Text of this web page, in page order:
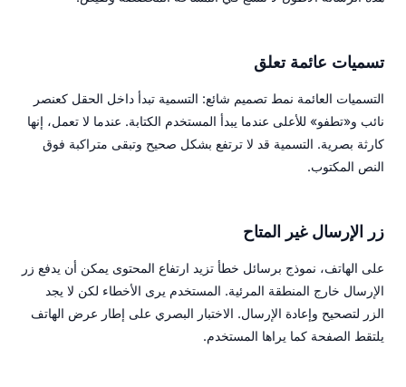
تسميات عائمة تعلق
التسميات العائمة نمط تصميم شائع: التسمية تبدأ داخل الحقل كعنصر
نائب و«تطفو» للأعلى عندما يبدأ المستخدم الكتابة. عندما لا تعمل، إنها
كارثة بصرية. التسمية قد لا ترتفع بشكل صحيح وتبقى متراكبة فوق
النص المكتوب.
زر الإرسال غير المتاح
على الهاتف، نموذج برسائل خطأ تزيد ارتفاع المحتوى يمكن أن يدفع زر
الإرسال خارج المنطقة المرئية. المستخدم يرى الأخطاء لكن لا يجد
الزر لتصحيح وإعادة الإرسال. الاختبار البصري على إطار عرض الهاتف
يلتقط الصفحة كما يراها المستخدم.